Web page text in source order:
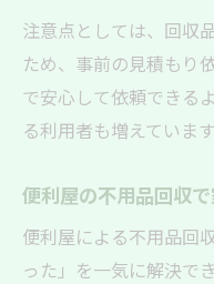
注意点としては、回収
ため、事前の見積もり
で安心して依頼できる
る利用者も増えています
便利屋の不用品回収
便利屋による不用品回
った」を一気に解決で